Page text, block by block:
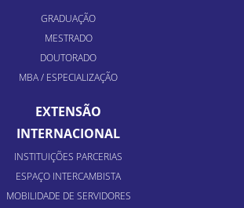
GRADUAÇÃO
MESTRADO
DOUTORADO
MBA / ESPECIALIZAÇÃO
EXTENSÃO
INTERNACIONAL
INSTITUIÇÕES PARCERIAS
ESPAÇO INTERCAMBISTA
MOBILIDADE DE SERVIDORES